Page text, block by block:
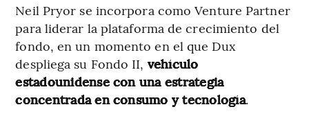
Neil Pryor se incorpora como Venture Partner
para liderar la plataforma de crecimiento del
fondo, en un momento en el que Dux
despliega su Fondo II, vehículo
estadounidense con una estrategia
concentrada en consumo y tecnología.